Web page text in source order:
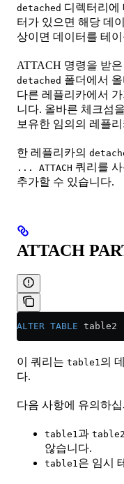
detached 디렉터리에
터가 있으면 해당 데
상이면 데이터를 테
ATTACH 명령을 받
detached 폴더에서
다른 레플리카에서
니다. 올바른 체크섬
보유한 임의의 레플
한 레플리카의
... ATTACH 쿼리를
추가할 수 있습니다.
ATTACH
ALTER TABLE table2
이 쿼리는 table1 의
다.
다음 사항에 유의하
table1 과 table2
않습니다.
table1 은 임시